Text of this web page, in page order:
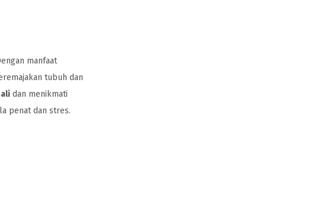
manfaat
tubuh dan
dan menikmati
penat dan stres.